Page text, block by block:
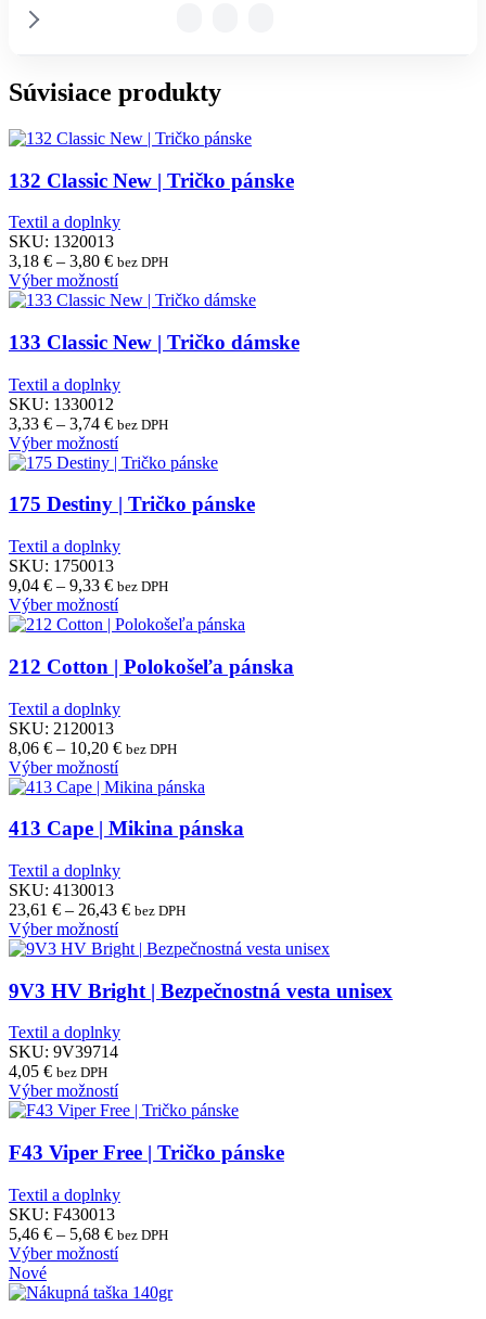
PARAMETRE
Poznámka:
Poznámka:
PODROBNOSTI
PARAMETRE
Poznámka:
Súvisiace produkty
132 Classic New | Tričko pánske
Textil a doplnky
SKU: 1320013
3,18 € – 3,80 €Price
range:
3,18 €
3,80 €
bez DPH
Výber možnostíTento
produkt
viacero
variantov.
si
môžete
vybrať
na
stránke
produktu.
133 Classic New | Tričko dámske
Textil a doplnky
SKU: 1330012
3,33 € – 3,74 €Price
range:
3,33 €
3,74 €
bez DPH
Výber možnostíTento
produkt
viacero
variantov.
Možnosti
si
môžete
vybrať
na
stránke
produktu.
175 Destiny | Tričko pánske
Textil a doplnky
SKU: 1750013
9,04 € – 9,33 €Price
range:
9,04 €
9,33 €
bez DPH
Výber možnostíTento
produkt
viacero
variantov.
si
môžete
vybrať
na
stránke
produktu.
212 Cotton | Polokošeľa pánska
Textil a doplnky
SKU: 2120013
8,06 € – 10,20 €Price
8,06 €
10,20 €
bez DPH
Výber možnostíTento
produkt
viacero
variantov.
Možnosti
si
môžete
vybrať
na
stránke
produktu.
413 Cape | Mikina pánska
Textil a doplnky
SKU: 4130013
23,61 € – 26,43 €Price
23,61 €
26,43 €
bez DPH
Výber možnostíTento
produkt
viacero
variantov.
Možnosti
si
vybrať
na
stránke
produktu.
9V3 HV Bright | Bezpečnostná vesta unisex
Textil a doplnky
SKU: 9V39714
4,05 € bez DPH
Výber možnostíTento
produkt
viacero
variantov.
Možnosti
si
môžete
vybrať
na
stránke
produktu.
F43 Viper Free | Tričko pánske
Textil a doplnky
SKU: F430013
5,46 € – 5,68 €Price
range:
through
bez DPH
Výber možnostíTento
má
Nové